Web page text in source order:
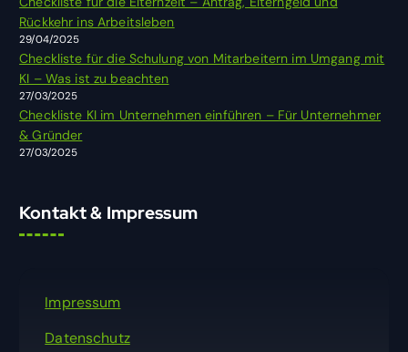
h
:
Rückkehr ins Arbeitsleben
29/04/2025
Checkliste für die Schulung von Mitarbeitern im Umgang mit
KI – Was ist zu beachten
27/03/2025
Checkliste KI im Unternehmen einführen – Für Unternehmer
& Gründer
27/03/2025
Kontakt & Impressum
Impressum
Datenschutz